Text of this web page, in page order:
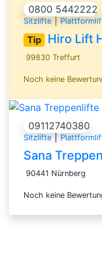
0800 5442222
Sitzlifte|
Tip Hiro Lift
99830 Treffurt
Noch keine
09112740380
Sitzlifte|
Sana
90441 Nürnberg
Noch keine